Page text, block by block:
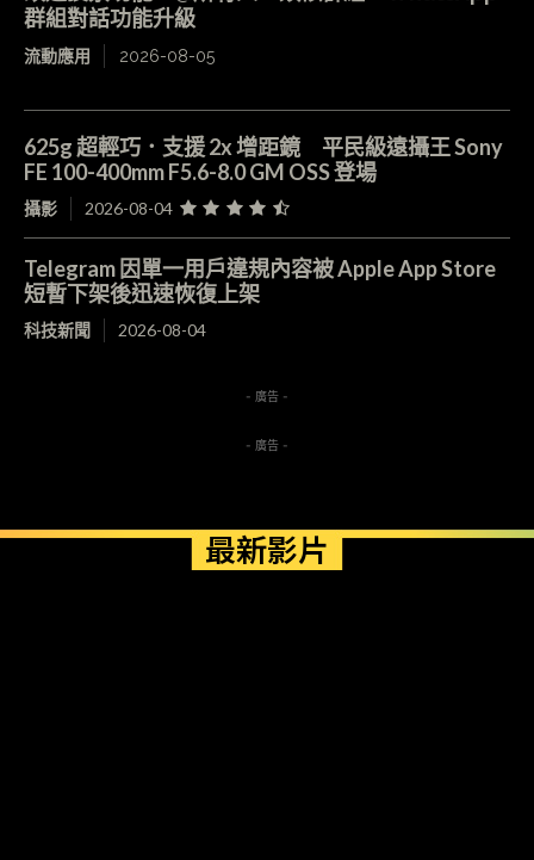
群組對話功能升級
流動應用 2026-08-05
625g 超輕巧．支援 2x 增距鏡 平民級遠攝王 Sony
FE 100-400mm F5.6-8.0 GM OSS 登場
攝影 2026-08-04
Telegram 因單一用戶違規內容被 Apple App Store
短暫下架後迅速恢復上架
科技新聞 2026-08-04
- 廣告 -
- 廣告 -
最新影片